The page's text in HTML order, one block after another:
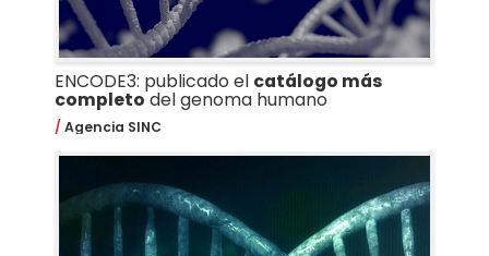
ENCODE3: publicado el catálogo más
completodel genoma humano
Agencia SINC